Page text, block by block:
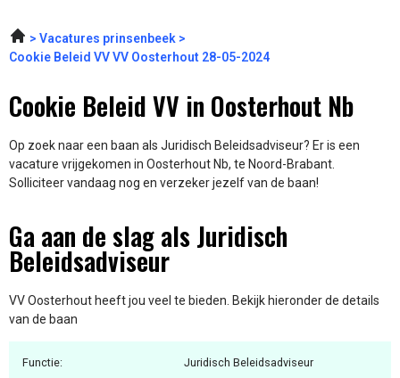
Vacatures prinsenbeek
Cookie Beleid VV VV Oosterhout 28-05-2024
Cookie Beleid VV in Oosterhout Nb
Op zoek naar een baan als Juridisch Beleidsadviseur? Er is een
vacature vrijgekomen in Oosterhout Nb, te Noord-Brabant.
Solliciteer vandaag nog en verzeker jezelf van de baan!
Ga aan de slag als Juridisch
Beleidsadviseur
VV Oosterhout heeft jou veel te bieden. Bekijk hieronder de details
van de baan
Functie: Juridisch Beleidsadviseur